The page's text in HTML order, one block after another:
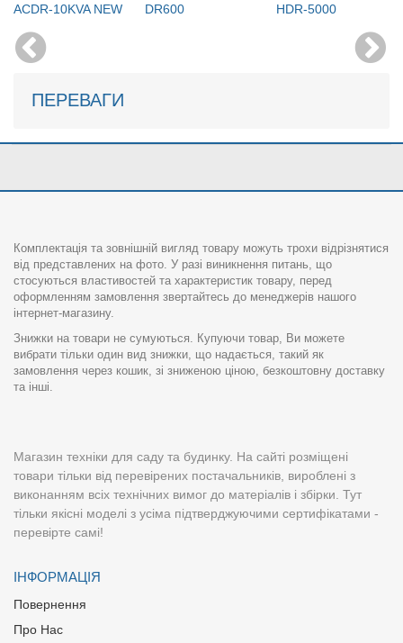
ACDR-10KVA NEW
DR600
HDR-5000
ПЕРЕВАГИ
Комплектація та зовнішній вигляд товару можуть трохи відрізнятися
від представлених на фото. У разі виникнення питань, що
стосуються властивостей та характеристик товару, перед
оформленням замовлення звертайтесь до менеджерів нашого
інтернет-магазину.
Знижки на товари не сумуються. Купуючи товар, Ви можете
вибрати тільки один вид знижки, що надається, такий як
замовлення через кошик, зі зниженою ціною, безкоштовну доставку
та інші.
Магазин техніки для саду та будинку. На сайті розміщені
товари тільки від перевірених постачальників, вироблені з
виконанням всіх технічних вимог до матеріалів і збірки. Тут
тільки якісні моделі з усіма підтверджуючими сертифікатами -
перевірте самі!
ІНФОРМАЦІЯ
Повернення
Про Нас